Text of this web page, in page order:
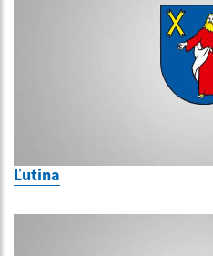
Ľutina